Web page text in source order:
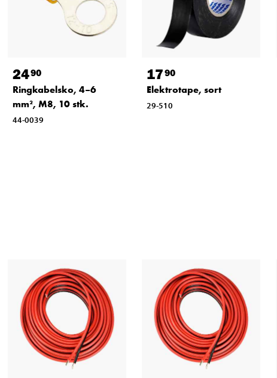
2490
Ringkabelsko, 4–6
mm², M8, 10 stk.
44-0039
1790
Elektrotape, sort
29-510